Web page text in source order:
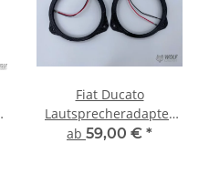
Fiat Ducato
Lautsprecheradapter
165mm flach
ab 59,00 € *